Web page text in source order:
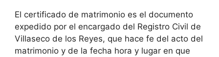
El certificado de matrimonio es el documento
expedido por el encargado del Registro Civil de
Villaseco de los Reyes, que hace fe del acto del
matrimonio y de la fecha hora y lugar en que